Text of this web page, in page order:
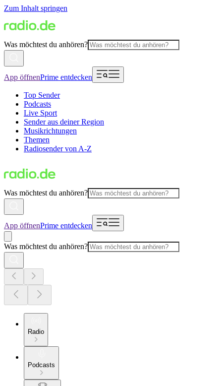
Zum Inhalt springen
Was möchtest du anhören?
App öffnenPrime entdecken
Top Sender
Podcasts
Live Sport
Sender aus deiner Region
Musikrichtungen
Themen
Radiosender von A-Z
Was möchtest du anhören?
App öffnenPrime entdecken
Was möchtest du anhören?
Radio
Podcasts